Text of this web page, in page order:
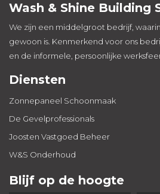
Wash & Shine Building
We zijn een middelgroot bedrijf,
gewoon is. Kenmerkend voor ons
en de informele, persoonlijke
Diensten
Zonnepaneel Schoonmaak
De Gevelprofessionals
Joosten Vastgoed Beheer
W&S Onderhoud
Blijf op de hoogte